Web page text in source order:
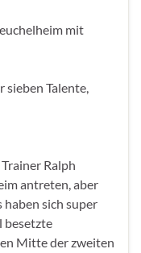
mit
sieben Talente,
Ralph
antreten, aber
haben sich super
besetzte
Mitte der zweiten